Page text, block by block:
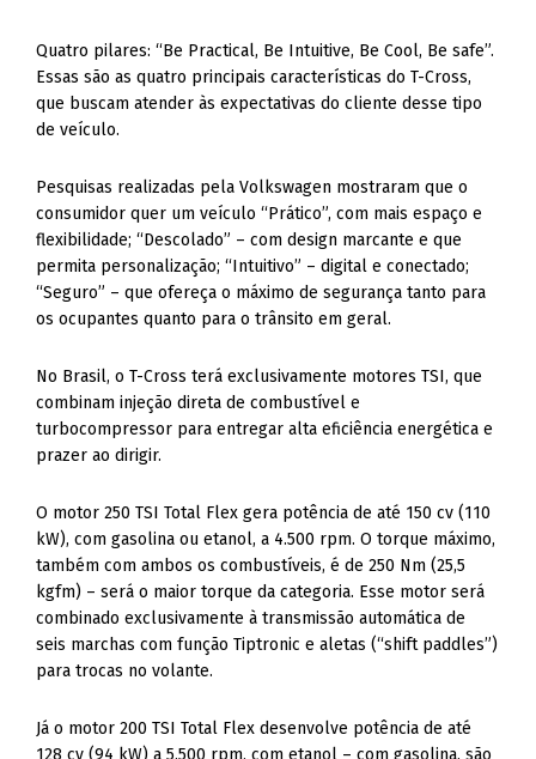
Quatro pilares: “Be Practical, Be Intuitive, Be Cool, Be safe”.
Essas são as quatro principais características do T-Cross,
que buscam atender às expectativas do cliente desse tipo
de veículo.
Pesquisas realizadas pela Volkswagen mostraram que o
consumidor quer um veículo “Prático”, com mais espaço e
flexibilidade; “Descolado” – com design marcante e que
permita personalização; “Intuitivo” – digital e conectado;
“Seguro” – que ofereça o máximo de segurança tanto para
os ocupantes quanto para o trânsito em geral.
No Brasil, o T-Cross terá exclusivamente motores TSI, que
combinam injeção direta de combustível e
turbocompressor para entregar alta eficiência energética e
prazer ao dirigir.
O motor 250 TSI Total Flex gera potência de até 150 cv (110
kW), com gasolina ou etanol, a 4.500 rpm. O torque máximo,
também com ambos os combustíveis, é de 250 Nm (25,5
kgfm) – será o maior torque da categoria. Esse motor será
combinado exclusivamente à transmissão automática de
seis marchas com função Tiptronic e aletas (“shift paddles”)
para trocas no volante.
Já o motor 200 TSI Total Flex desenvolve potência de até
128 cv (94 kW) a 5.500 rpm, com etanol – com gasolina, são